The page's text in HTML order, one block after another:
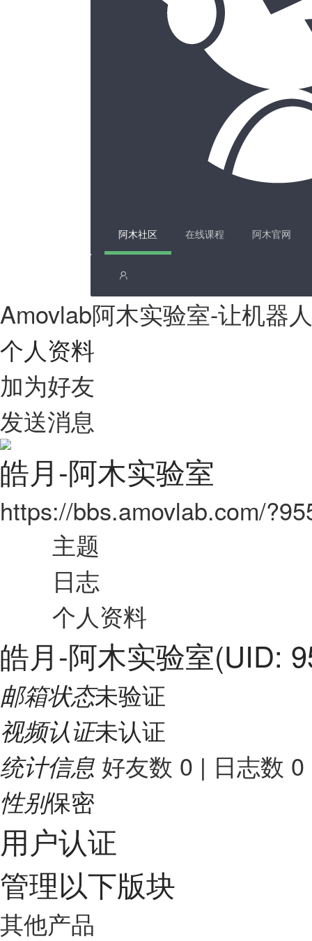
阿木社区 在线课程 阿木官网
Amovlab阿木实验室-让机器
个人资料
加为好友
发送消息
皓月-阿木实验室
https://bbs.amovlab.com/
主题
日志
个人资料
皓月-阿木实验室(UID:
邮箱状态未验证
视频认证未认证
统计信息 好友数 0 | 日志数 0
性别保密
用户认证
管理以下版块
其他产品